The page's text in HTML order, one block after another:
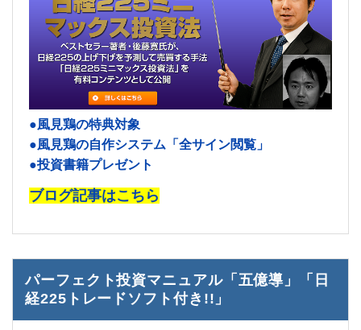
●風見鶏の特典対象
●風見鶏の自作システム「全サイン閲覧」
●投資書籍プレゼント
ブログ記事はこちら
パーフェクト投資マニュアル「五億導」「日
経225トレードソフト付き!!」